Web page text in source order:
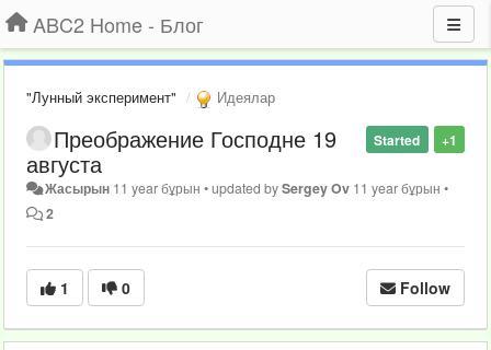
ABC2 Home - Блог
"Лунный эксперимент" Идеялар
+1
Started
Преображение Господне 19
августа
Жасырын 11 year бұрын •updated bySergey Ov 11 year бұрын •
2
1 0 Follow